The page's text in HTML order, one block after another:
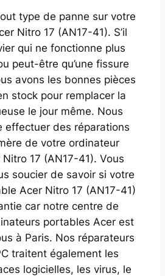
type de panne sur votre
Nitro 17 (AN17-41). S’il
qui ne fonctionne plus
peut-être qu’une fissure
avons les bonnes pièces
stock pour remplacer la
le jour même. Nous
effectuer des réparations
de votre ordinateur
17 (AN17-41). Vous
soucier de savoir si votre
Acer Nitro 17 (AN17-41)
car notre centre de
portables Acer est
à Paris. Nos réparateurs
traitent également les
logicielles, les virus, le